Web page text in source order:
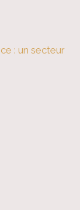
: un secteur